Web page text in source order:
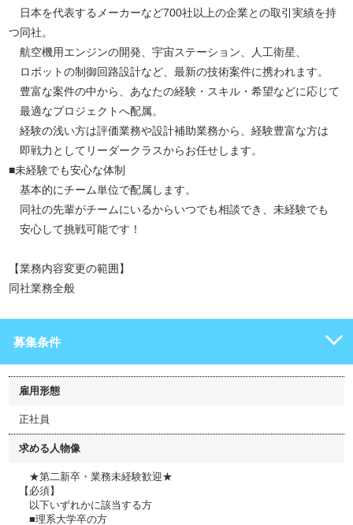
日本を代表するメーカーなど700社以上の企業との取引実績を持
つ同社。
航空機用エンジンの開発、宇宙ステーション、人工衛星、
ロボットの制御回路設計など、最新の技術案件に携われます。
豊富な案件の中から、あなたの経験・スキル・希望などに応じて
最適なプロジェクトへ配属。
経験の浅い方は評価業務や設計補助業務から、経験豊富な方は
即戦力としてリーダークラスからお任せします。
■未経験でも安心な体制
基本的にチーム単位で配属します。
同社の先輩がチームにいるからいつでも相談でき、未経験でも
安心して挑戦可能です！
【業務内容変更の範囲】
同社業務全般
募集条件
雇用形態
正社員
求める人物像
★第二新卒・業務未経験歓迎★
【必須】
以下いずれかに該当する方
■理系大学卒の方